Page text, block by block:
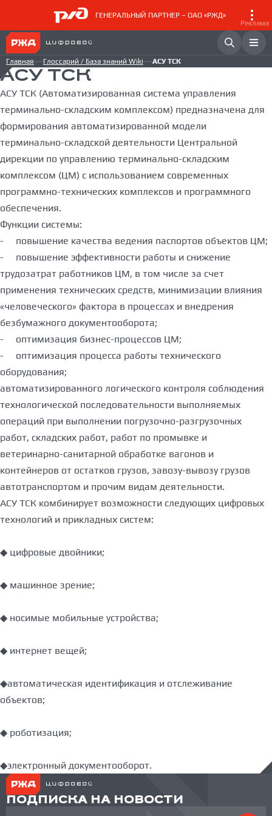
ГЕНЕРАЛЬНЫЙ ПАРТНЕР – ОАО «РЖД»
Реклама
Главная Глоссарий / База знаний Wiki АСУ ТСК
АСУ ТСК
АСУ ТСК (Автоматизированная система управления
терминально-складским комплексом) предназначена для
формирования автоматизированной модели
терминально-складской деятельности Центральной
дирекции по управлению терминально-складским
комплексом (ЦМ) с использованием современных
программно-технических комплексов и программного
обеспечения.
Функции системы:
- повышение качества ведения паспортов объектов ЦМ;
- повышение эффективности работы и снижение
трудозатрат работников ЦМ, в том числе за счет
применения технических средств, минимизации влияния
«человеческого» фактора в процессах и внедрения
безбумажного документооборота;
- оптимизация бизнес-процессов ЦМ;
- оптимизация процесса работы технического
оборудования;
автоматизированного логического контроля соблюдения
технологической последовательности выполняемых
операций при выполнении погрузочно-разгрузочных
работ, складских работ, работ по промывке и
ветеринарно-санитарной обработке вагонов и
контейнеров от остатков грузов, завозу-вывозу грузов
автотранспортом и прочим видам деятельности.
АСУ ТСК комбинирует возможности следующих цифровых
технологий и прикладных систем:
◆ цифровые двойники;
◆ машинное зрение;
◆ носимые мобильные устройства;
◆ интернет вещей;
◆автоматическая идентификация и отслеживание
объектов;
◆ роботизация;
◆электронный документооборот.
ПОДПИСКА НА НОВОСТИ